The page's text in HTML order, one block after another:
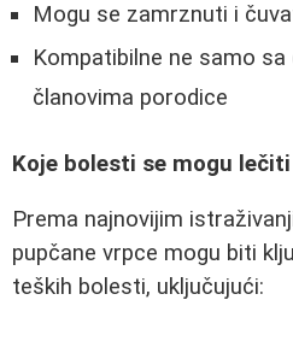
Mogu se zamrznuti i
Kompatibilne ne samo
članovima porodice
Koje bolesti se mogu
Prema najnovijim
pupčane vrpce mogu biti
teških bolesti, uključujući: